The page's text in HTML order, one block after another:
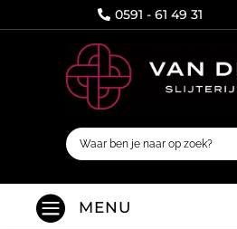
 0591 - 61 49 31
 MENU